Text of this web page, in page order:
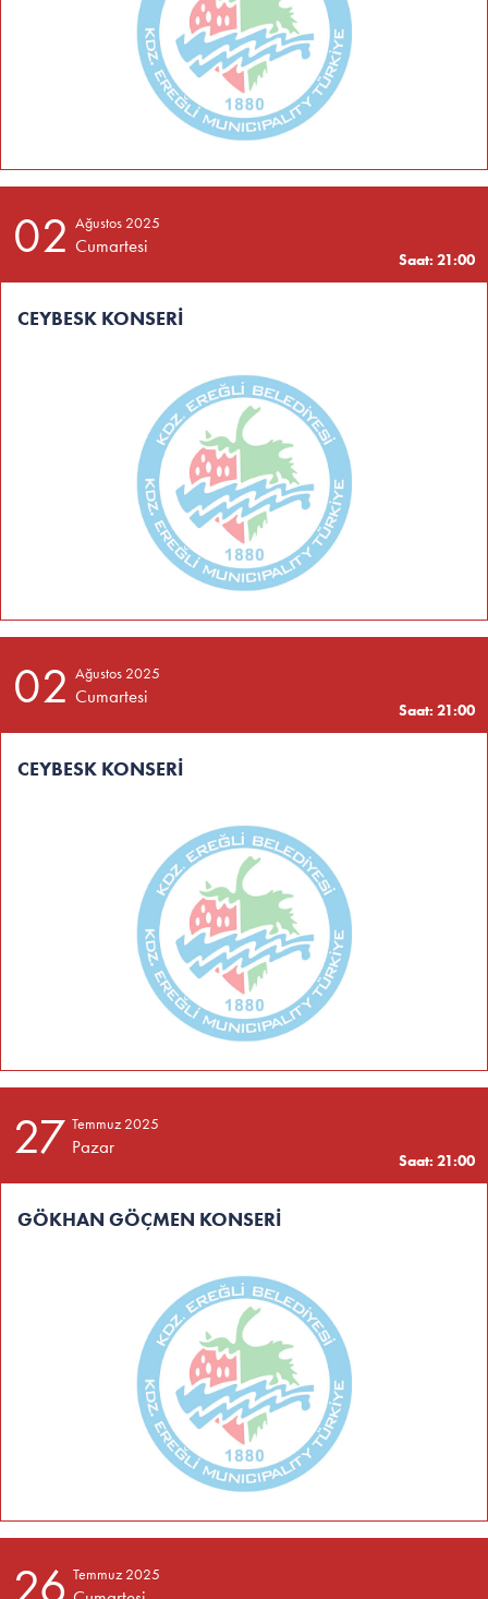
02 Ağustos 2025
Cumartesi
Saat: 21:00
CEYBESK KONSERİ
02 Ağustos 2025
Cumartesi
Saat: 21:00
CEYBESK KONSERİ
27 Temmuz 2025
Pazar
Saat: 21:00
GÖKHAN GÖÇMEN KONSERİ
26 Temmuz 2025